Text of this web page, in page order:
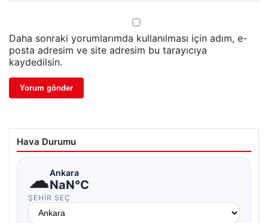
Daha sonraki yorumlarımda kullanılması için adım, e-
posta adresim ve site adresim bu tarayıcıya
kaydedilsin.
Hava Durumu
☁Ankara
NaN°C
ŞEHIR SEÇ